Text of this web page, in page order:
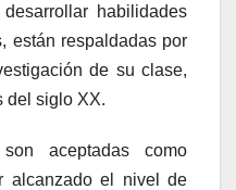
habilidades
están respaldadas por
de su clase,
del siglo XX.
aceptadas como
alcanzado el nivel de